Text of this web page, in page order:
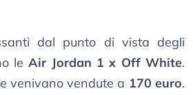
dal punto di vista degli
leAir Jordan 1 x Off White.
venivano vendute a 170 euro.